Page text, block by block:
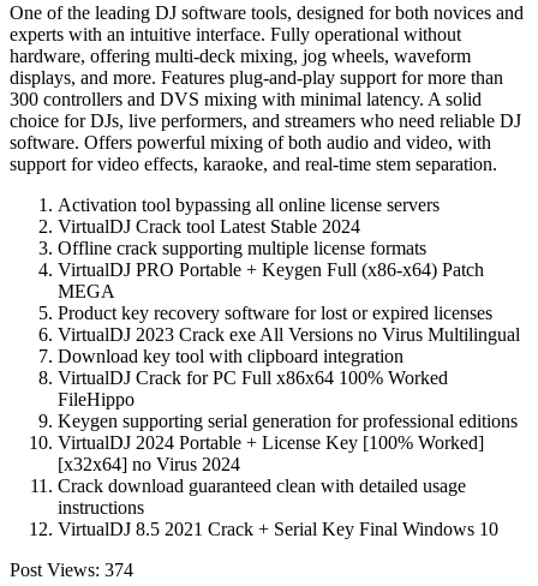
One of the leading DJ software tools, designed for both novices and
experts with an intuitive interface. Fully operational without
hardware, offering multi-deck mixing, jog wheels, waveform
displays, and more. Features plug-and-play support for more than
300 controllers and DVS mixing with minimal latency. A solid
choice for DJs, live performers, and streamers who need reliable DJ
software. Offers powerful mixing of both audio and video, with
support for video effects, karaoke, and real-time stem separation.
Activation tool bypassing all online license servers
VirtualDJ Crack tool Latest Stable 2024
Offline crack supporting multiple license formats
VirtualDJ PRO Portable + Keygen Full (x86-x64) Patch
MEGA
Product key recovery software for lost or expired licenses
VirtualDJ 2023 Crack exe All Versions no Virus Multilingual
Download key tool with clipboard integration
VirtualDJ Crack for PC Full x86x64 100% Worked
FileHippo
Keygen supporting serial generation for professional editions
VirtualDJ 2024 Portable + License Key [100% Worked]
[x32x64] no Virus 2024
Crack download guaranteed clean with detailed usage
instructions
VirtualDJ 8.5 2021 Crack + Serial Key Final Windows 10
Post Views: 374